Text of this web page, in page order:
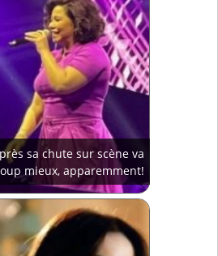
sa chute sur scène va
mieux, apparemment!